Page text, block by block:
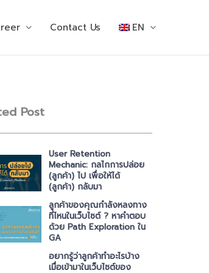
Contact Us EN
Post
User Retention
Mechanic: กลไกการปล่อย
(ลูกค้า) ไป เพื่อให้ได้
(ลูกค้า) กลับมา
ลูกค้าของคุณกำลังหลงทาง
ที่ไหนในเว็บไซต์ ? หาคำตอบ
ด้วย Path Exploration ใน
GA
อยากรู้ว่าลูกค้าทำอะไรบ้าง
เมื่อเข้ามาในเว็บไซต์ของ